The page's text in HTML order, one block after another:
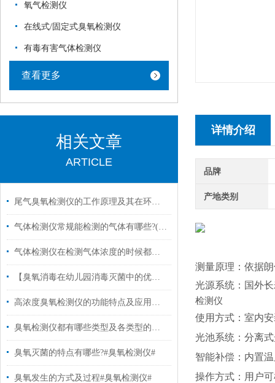
氧气检测仪
在线式/固定式臭氧检测仪
有毒有害气体检测仪
查看更多
相关文章
ARTICLE
尾气臭氧检测仪的工作原理及其在环保监测中的应用
气体检测仪常规能检测的气体有哪些?(一)
气体检测仪在检测气体浓度的时候都遇到哪些问题?
【臭氧消毒在幼儿园消毒灭菌中的优势有哪些?#臭氧消毒#】
高浓度臭氧检测仪的功能特点及应用范围有哪些? #臭氧分析仪#
臭氧检测仪都有哪些类型及各类型的应用#臭氧消毒#
臭氧灭菌的特点有哪些?#臭氧检测仪#
臭氧发生的方式及过程#臭氧检测仪#
详情介绍
品牌
产地类别
测量原理： 依据
光源系统：国外
检测仪
使用方式：室内
光池系统： 分离
智能补偿： 内置
操作方式： 用户